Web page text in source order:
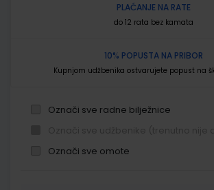
PLAĆANJE NA RATE
do 12 rata bez kamata
10% POPUSTA NA PRIBOR
Kupnjom udžbenika ostvarujete popust na
Označi sve radne bilježnice
Označi sve omote